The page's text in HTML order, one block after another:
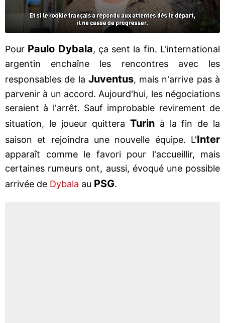
Pour Paulo Dybala, ça sent la fin. L'international
argentin enchaîne les rencontres avec les
responsables de la Juventus, mais n'arrive pas à
parvenir à un accord. Aujourd'hui, les négociations
seraient à l'arrêt. Sauf improbable revirement de
situation, le joueur quittera Turin à la fin de la
saison et rejoindra une nouvelle équipe. L'Inter
apparaît comme le favori pour l'accueillir, mais
certaines rumeurs ont, aussi, évoqué une possible
arrivée de Dybala au PSG.